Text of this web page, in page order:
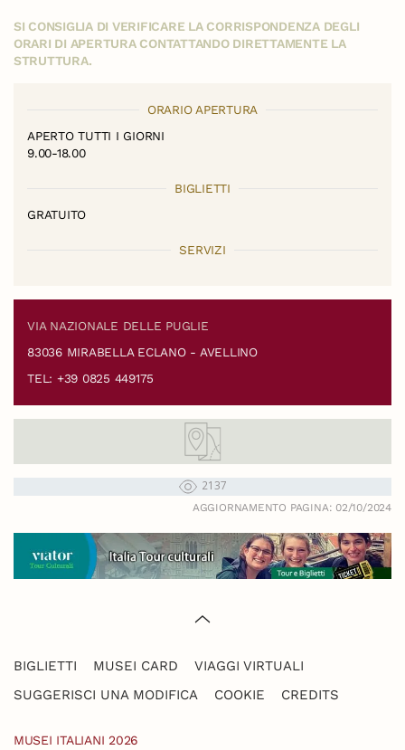
SI CONSIGLIA DI VERIFICARE LA CORRISPONDENZA DEGLI
ORARI DI APERTURA CONTATTANDO DIRETTAMENTE LA
STRUTTURA.
ORARIO APERTURA
APERTO TUTTI I GIORNI
9.00-18.00
BIGLIETTI
GRATUITO
SERVIZI
VIA NAZIONALE DELLE PUGLIE
83036 MIRABELLA ECLANO - AVELLINO
TEL: +39 0825 449175
2137
AGGIORNAMENTO PAGINA: 02/10/2024
BIGLIETTI MUSEI CARD
VIAGGI VIRTUALI
SUGGERISCI UNA MODIFICA
COOKIE CREDITS
MUSEI ITALIANI 2026